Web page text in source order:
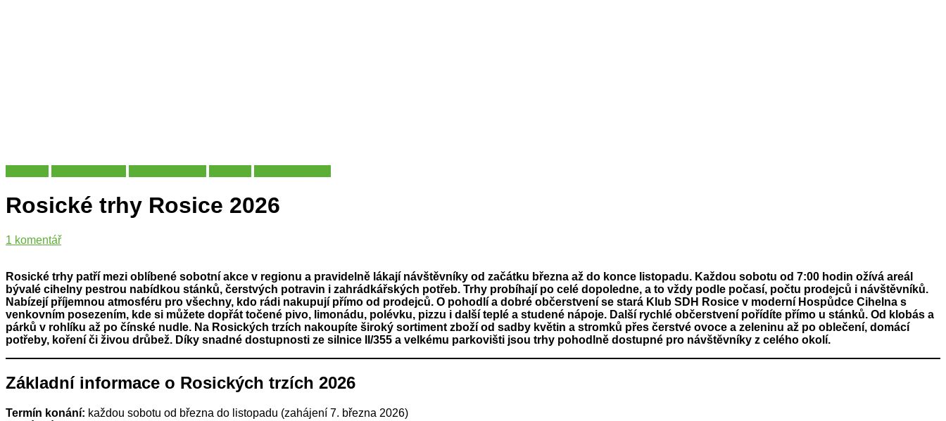
Rosické trhy Rosice 2026
1 komentářu
názvem
Rosické
trhy
Rosice
2026
Rosické trhy patří mezi oblíbené sobotní akce v regionu a pravidelně lákají návštěvníky od začátku března až do konce listopadu. Každou sobotu od 7:00 hodin ožívá areál
bývalé cihelny pestrou nabídkou stánků, čerstvých potravin i zahrádkářských potřeb. Trhy probíhají po celé dopoledne, a to vždy podle počasí, počtu prodejců i návštěvníků.
Nabízejí příjemnou atmosféru pro všechny, kdo rádi nakupují přímo od prodejců. O pohodlí a dobré občerstvení se stará Klub SDH Rosice v moderní Hospůdce Cihelna s
venkovním posezením, kde si můžete dopřát točené pivo, limonádu, polévku, pizzu i další teplé a studené nápoje. Další rychlé občerstvení pořídíte přímo u stánků. Od klobás a
párků v rohlíku až po čínské nudle. Na Rosických trzích nakoupíte široký sortiment zboží od sadby květin a stromků přes čerstvé ovoce a zeleninu až po oblečení, domácí
potřeby, koření či živou drůbež. Díky snadné dostupnosti ze silnice II/355 a velkému parkovišti jsou trhy pohodlně dostupné pro návštěvníky z celého okolí.
Základní informace o Rosických trzích 2026
Termín konání: každou sobotu od března do listopadu (zahájení 7. března 2026)